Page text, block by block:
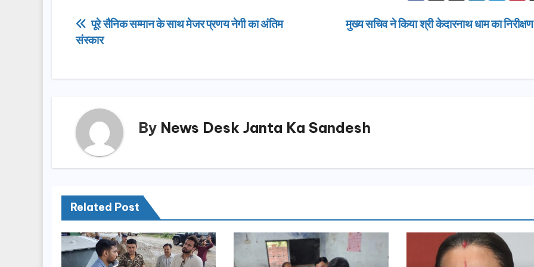
e
b
o
o
n
e
Post
navigation
मुख्य सचिव ने किया श्री केदारनाथ धाम का निरीक्षण
पूरे सैनिक सम्मान के साथ मेजर प्रणय नेगी का अंतिम
संस्कार
By News Desk Janta Ka Sandesh
Related Post
से जुड़ी 12
ग्रीनफील्ड